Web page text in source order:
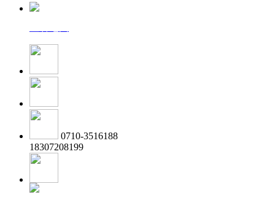
0710-3516188
18307208199